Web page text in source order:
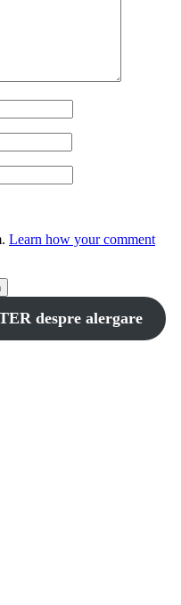
Learn how your comment
despre alergare